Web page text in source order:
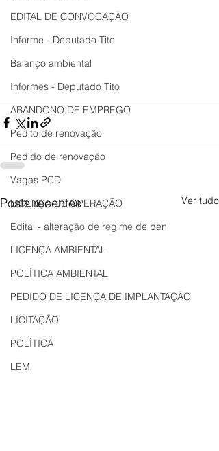
EDITAL DE CONVOCAÇÃO
Informe - Deputado Tito
Balanço ambiental
Informes - Deputado Tito
ABANDONO DE EMPREGO
Pedito de renovação
Pedido de renovação
Vagas PCD
LICENÇA DE OPERAÇÃO
Edital - alteração de regime de ben
LICENÇA AMBIENTAL
POLÍTICA AMBIENTAL
PEDIDO DE LICENÇA DE IMPLANTAÇÃO
LICITAÇÃO
POLÍTICA
LEM
Posts recentes Ver tudo